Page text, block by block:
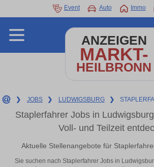
Event Auto Immo
ANZEIGEN
MARKT-
HEILBRONN
❯ JOBS ❯ LUDWIGSBURG ❯
Staplerfahrer Jobs in
Voll- und Teilzeit
Aktuelle Stellenangebote für
Sie suchen nach Staplerfahrer Jobs in